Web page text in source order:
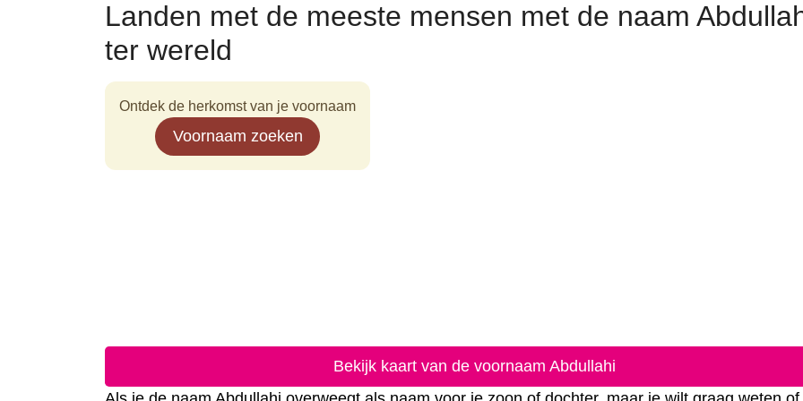
Landen met de meeste mensen met de naam
ter wereld
Ontdek de herkomst van je voornaam
Voornaam zoeken
Bekijk kaart van de voornaam Abdullahi